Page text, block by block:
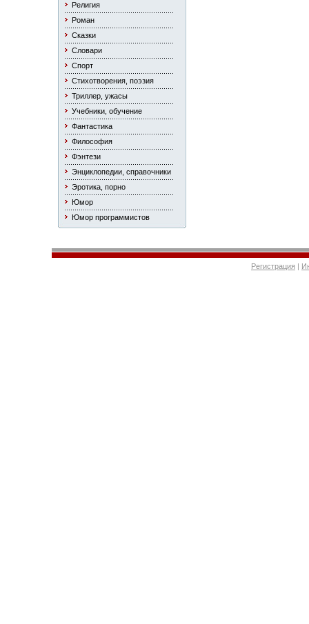
Религия
Роман
Сказки
Словари
Спорт
Стихотворения, поэзия
Триллер, ужасы
Учебники, обучение
Фантастика
Философия
Фэнтези
Энциклопедии, справочники
Эротика, порно
Юмор
Юмор программистов
Регистрация |